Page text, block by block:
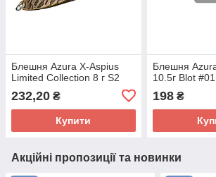
Блешня Azura X-Aspius
Limited Collection 8 г S2
232,20 ₴
Купити
Блешня
10.5г Blot #01
198₴
Акційні пропозиції та новинки